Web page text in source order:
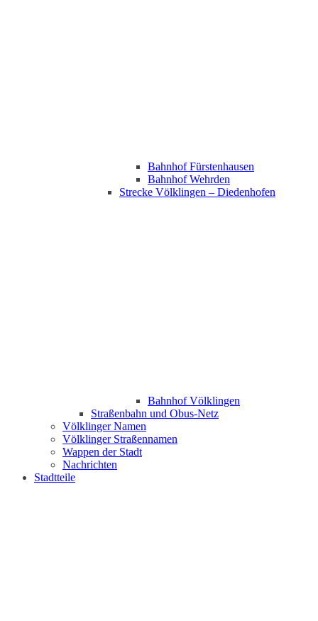
Bahnhof Fürstenhausen
Bahnhof Wehrden
Strecke Völklingen – Diedenhofen
Bahnhof Völklingen
Straßenbahn und Obus-Netz
Völklinger Namen
Völklinger Straßennamen
Wappen der Stadt
Nachrichten
Stadtteile